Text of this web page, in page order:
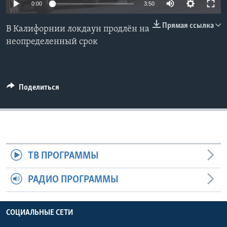
СОЦИАЛЬНЫЕ СЕТИ
Языки
0:00 3:50
Прямая ссылка
В Калифорнии локдаун продлён на
неопределенный срок
Поделиться
ТВ ПРОГРАММЫ
РАДИО ПРОГРАММЫ
СОЦИАЛЬНЫЕ СЕТИ